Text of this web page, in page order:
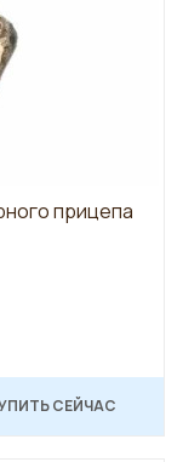
прицепа
СЕЙЧАС